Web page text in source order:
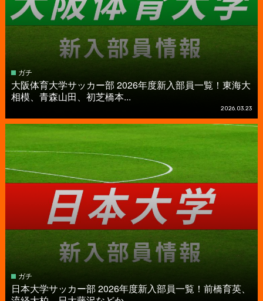
ガチ
大阪体育大学サッカー部 2026年度新入部員一覧！東海大
相模、青森山田、初芝橋本...
2026.03.23
ガチ
日本大学サッカー部 2026年度新入部員一覧！前橋育英、